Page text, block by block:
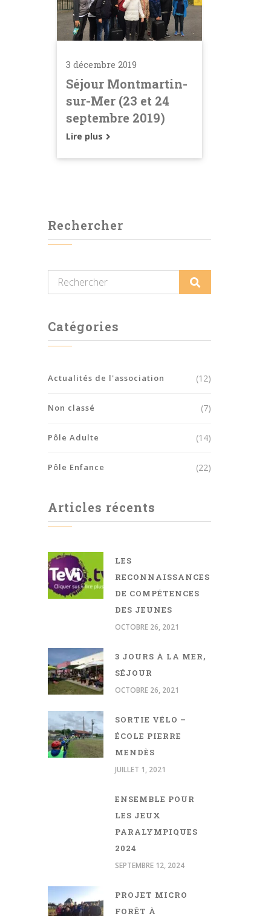
3 décembre 2019
Séjour Montmartin-
sur-Mer (23 et 24
septembre 2019)
Lire plus
Rechercher
Catégories
Actualités de l'association (12)
Non classé (7)
Pôle Adulte (14)
Pôle Enfance (22)
Articles récents
LES
RECONNAISSANCES
DE COMPÉTENCES
DES JEUNES
OCTOBRE 26, 2021
3 JOURS À LA MER,
SÉJOUR
OCTOBRE 26, 2021
SORTIE VÉLO –
ÉCOLE PIERRE
MENDÈS
JUILLET 1, 2021
ENSEMBLE POUR
LES JEUX
PARALYMPIQUES
2024
SEPTEMBRE 12, 2024
PROJET MICRO
FORÊT À